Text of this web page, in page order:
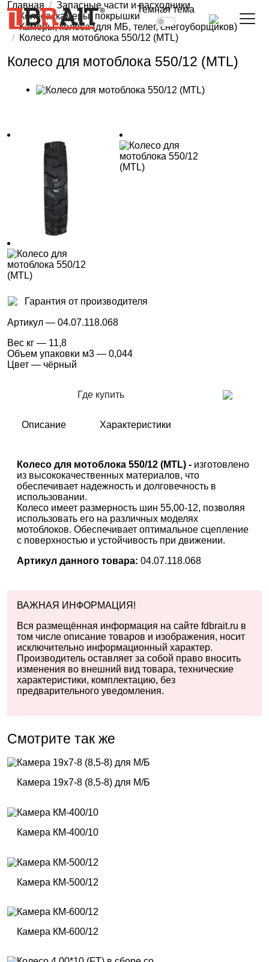
Темная тема
Главная
Запасные части и расходники
Колеса, камеры, покрышки
Камеры, колеса (для МБ, телег, снегоуборщиков)
Колесо для мотоблока 550/12 (MTL)
Колесо для мотоблока 550/12 (MTL)
Гарантия от производителя
Артикул — 04.07.118.068
Вес кг — 11,8
Объем упаковки м3 — 0,044
Цвет — чёрный
Где купить
Описание Характеристики
Колесо для мотоблока 550/12 (MTL) - изготовлено
из высококачественных материалов, что
обеспечивает надежность и долговечность в
использовании.
Колесо имеет размерность шин 55,00-12, позволяя
использовать его на различных моделях
мотоблоков. Обеспечивает оптимальное сцепление
с поверхностью и устойчивость при движении.
Артикул данного товара: 04.07.118.068
ВАЖНАЯ ИНФОРМАЦИЯ!
Вся размещённая информация на сайте fdbrait.ru в
том числе описание товаров и изображения, носит
исключительно информационный характер.
Производитель оставляет за собой право вносить
изменения во внешний вид товара, технические
характеристики, комплектацию, без
предварительного уведомления.
Смотрите так же
Камера 19х7-8 (8,5-8) для М/Б
Камера КM-400/10
Камера КM-500/12
Камера КM-600/12